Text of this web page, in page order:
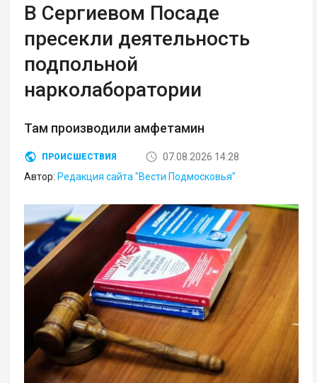
В Сергиевом Посаде
пресекли деятельность
подпольной
нарколаборатории
Там производили амфетамин
ПРОИСШЕСТВИЯ
07.08.2026 14:28
Автор: Редакция сайта "Вести Подмосковья"